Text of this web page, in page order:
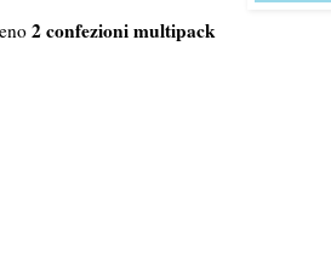
2 confezioni multipack